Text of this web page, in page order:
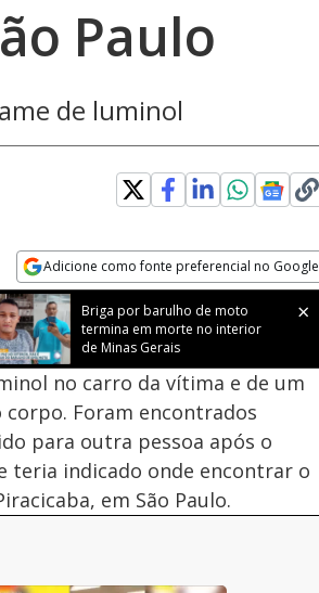
Paulo
de luminol
Adicione como fonte preferencial no Google
Opens in new window
Briga por barulho de moto
termina em morte no interior
de Minas Gerais
Velocidade
de aplicativo. O corpo do
interior de São Paulo. Os
no carro da vítima e de um
corpo. Foram encontrados
para outra pessoa após o
teria indicado onde encontrar o
em São Paulo.